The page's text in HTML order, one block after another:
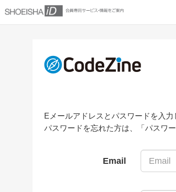
Eメールアドレスとパスワードを入力
パスワードを忘れた方は、「パスワ
Email